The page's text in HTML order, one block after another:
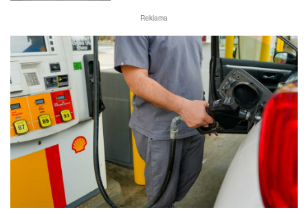
Reklama